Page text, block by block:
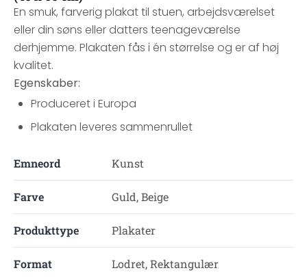
En smuk, farverig plakat til stuen, arbejdsværelset
eller din søns eller datters teenageværelse
derhjemme. Plakaten fås i én størrelse og er af høj
kvalitet.
Egenskaber:
Produceret i Europa
Plakaten leveres sammenrullet
Emneord Kunst
Farve Guld, Beige
Produkttype Plakater
Format Lodret, Rektangulær